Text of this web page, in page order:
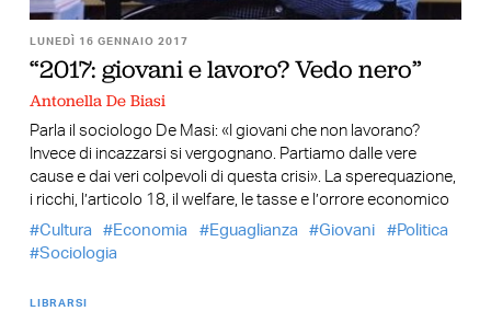
LUNEDÌ 16 GENNAIO 2017
“2017: giovani e lavoro? Vedo nero”
Antonella De Biasi
Parla il sociologo De Masi: «I giovani che non lavorano?
Invece di incazzarsi si vergognano. Partiamo dalle vere
cause e dai veri colpevoli di questa crisi». La sperequazione,
i ricchi, l’articolo 18, il welfare, le tasse e l’orrore economico
Cultura
Economia Eguaglianza Giovani
Politica
Sociologia
LIBRARSI